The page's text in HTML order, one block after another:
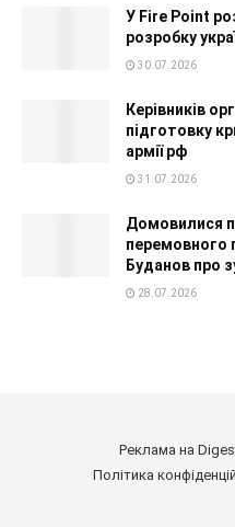
У Fire Point
розробку
30.07.2026
Керівників
підготовку
армії рф
31.07.2026
Домовилися
перемовного
Буданов про
28.07.2026
Реклама на
Політика